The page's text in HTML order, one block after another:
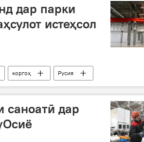
дар парки
истеҳсол
коргоҳ Русия
саноатӣ дар